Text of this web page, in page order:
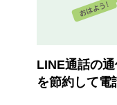
LINE通話の
を節約して電